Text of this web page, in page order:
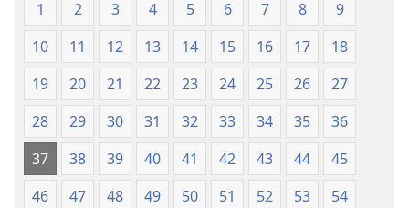
свет
(меки
повез)
1 2 3 4 5 6 7 8
9
10
11 12 13 14 15 16 17
18
19
20 21 22 23 24 25 26
27
28
29 30 31 32 33 34 35
36
37
38 39 40 41 42 43 44
45
46
47 48 49 50 51 52 53
54